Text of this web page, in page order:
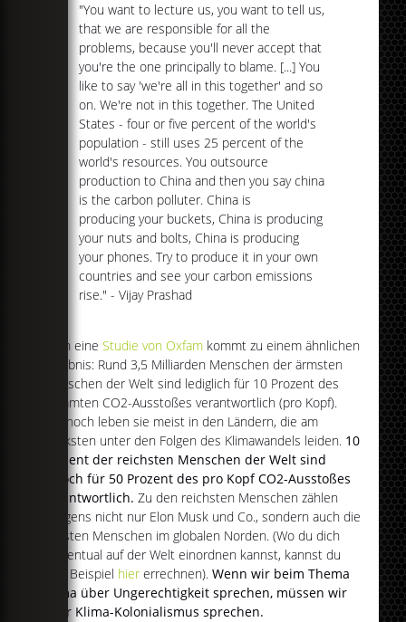
"You want to lecture us, you want to tell us,
that we are responsible for all the
problems, because you'll never accept that
you're the one principally to blame. [...] You
like to say 'we're all in this together' and so
on. We're not in this together. The United
States - four or five percent of the world's
population - still uses 25 percent of the
world's resources. You outsource
production to China and then you say china
is the carbon polluter. China is
producing your buckets, China is producing
your nuts and bolts, China is producing
your phones. Try to produce it in your own
countries and see your carbon emissions
rise." - Vijay Prashad
Auch eineStudie von Oxfam kommt zu einem ähnlichen
Ergebnis: Rund 3,5 Milliarden Menschen der ärmsten
Menschen der Welt sind lediglich für 10 Prozent des
gesamten CO2-Ausstoßes verantwortlich (pro Kopf).
Dennoch leben sie meist in den Ländern, die am
stärksten unter den Folgen des Klimawandels leiden. 10
Prozent der reichsten Menschen der Welt sind
jedoch für 50 Prozent des pro Kopf CO2-Ausstoßes
verantwortlich. Zu den reichsten Menschen zählen
übrigens nicht nur Elon Musk und Co., sondern auch die
meisten Menschen im globalen Norden. (Wo du dich
prozentual auf der Welt einordnen kannst, kannst du
zum Beispiel hier errechnen).Wenn wir beim Thema
Klima über Ungerechtigkeit sprechen, müssen wir
über Klima-Kolonialismus sprechen.